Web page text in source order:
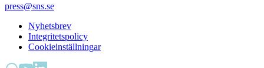
press@sns.se
Nyhetsbrev
Integritetspolicy
Cookieinställningar